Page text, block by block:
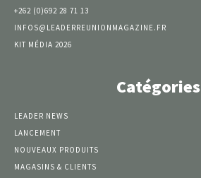
+262 (0)692 28 71 13
INFOS@LEADERREUNIONMAGAZINE.FR
KIT MÉDIA 2026
Catégories
LEADER NEWS
LANCEMENT
NOUVEAUX PRODUITS
MAGASINS & CLIENTS